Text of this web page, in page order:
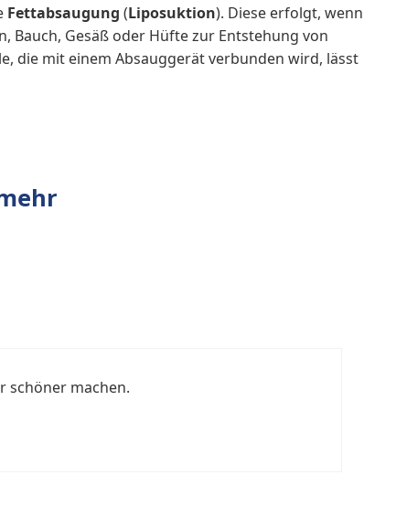
Fettabsaugung (Liposuktion). Diese erfolgt, wenn
Bauch, Gesäß oder Hüfte zur Entstehung von
die mit einem Absauggerät verbunden wird, lässt
schöner machen.